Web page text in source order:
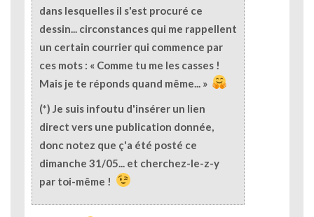
dans lesquelles il s'est procuré ce
dessin... circonstances qui me rappellent
un certain courrier qui commence par
ces mots : « Comme tu me les casses !
Mais je te réponds quand même... »
(*) Je suis infoutu d'insérer un lien
direct vers une publication donnée,
donc notez que ç'a été posté ce
dimanche 31/05... et cherchez-le-z-y
par toi-même !